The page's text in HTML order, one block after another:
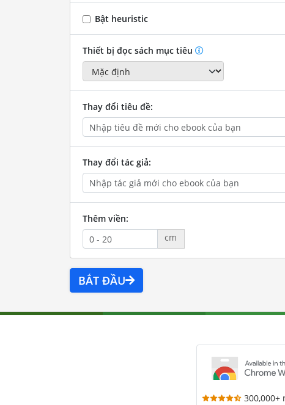
Bật heuristic
Thiết bị đọc sách mục tiêu
Thay đổi tiêu đề:
Thay đổi tác giả:
Thêm viền:
cm
BẮT ĐẦU